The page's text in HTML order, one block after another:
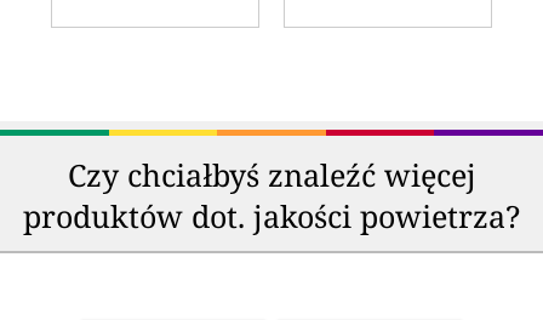
Czy chciałbyś znaleźć więcej
produktów dot. jakości powietrza?